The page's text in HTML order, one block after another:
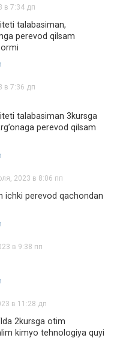
в 7:34 дп
talabasiman,
perevod qilsam
в 7:36 дп
talabasiman 3kursga
perevod qilsam
2023 в 8:06 пп
ichki perevod qachondan
в 9:38 пп
в 11:28 дп
2kursga otim
kimyo tehnologiya quyi